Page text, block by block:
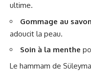
ultime.
Gommage au
adoucit la peau.
Soin à la menthe
Le hammam de